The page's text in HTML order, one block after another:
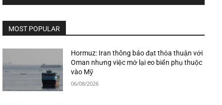
MOST POPULAR
Hormuz: Iran thông báo đạt thỏa thuận với
Oman nhưng việc mở lại eo biển phụ thuộc
vào Mỹ
06/08/2026